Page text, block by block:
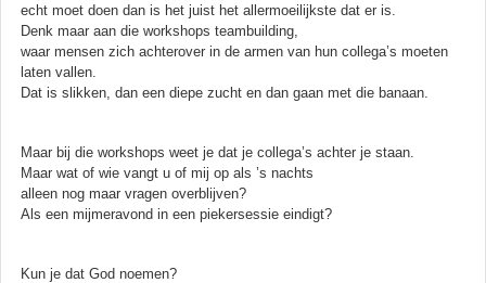
echt moet doen dan is het juist het allermoeilijkste dat er is.
Denk maar aan die workshops teambuilding,
waar mensen zich achterover in de armen van hun collega’s moeten
laten vallen.
Dat is slikken, dan een diepe zucht en dan gaan met die banaan.
Maar bij die workshops weet je dat je collega’s achter je staan.
Maar wat of wie vangt u of mij op als ’s nachts
alleen nog maar vragen overblijven?
Als een mijmeravond in een piekersessie eindigt?
Kun je dat God noemen?